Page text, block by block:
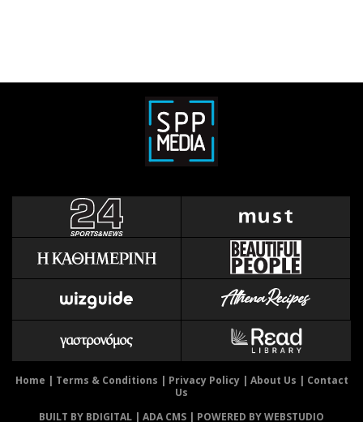
Home | Terms & Conditions | Privacy Policy| About Us | Contact
Us
BUILT BY BDIGITAL | ADA CMS | POWERED BY WEBSTUDIO